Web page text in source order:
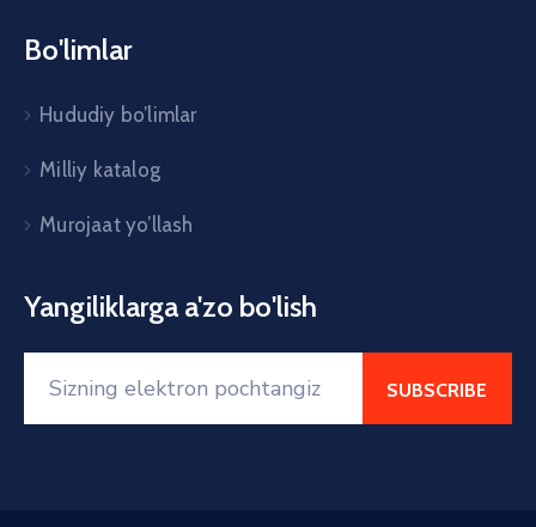
Bo'limlar
Hududiy bo’limlar
Milliy katalog
Murojaat yo’llash
Yangiliklarga a'zo bo'lish